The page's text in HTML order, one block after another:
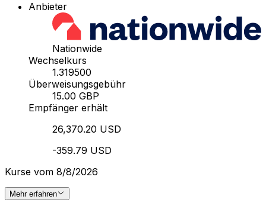
Anbieter
Nationwide
Wechselkurs
1.319500
Überweisungsgebühr
15.00 GBP
Empfänger erhält
26,370.20 USD
-359.79 USD
Kurse vom 8/8/2026
Mehr erfahren